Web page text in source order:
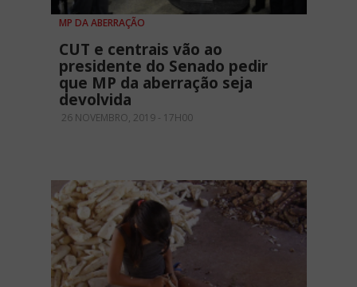
MP DA ABERRAÇÃO
CUT e centrais vão ao
presidente do Senado pedir
que MP da aberração seja
devolvida
26 NOVEMBRO, 2019 - 17H00